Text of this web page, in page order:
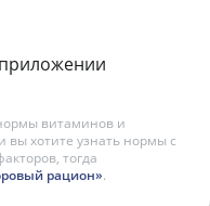
витаминов и
вы хотите узнать нормы с
тогда
рацион».